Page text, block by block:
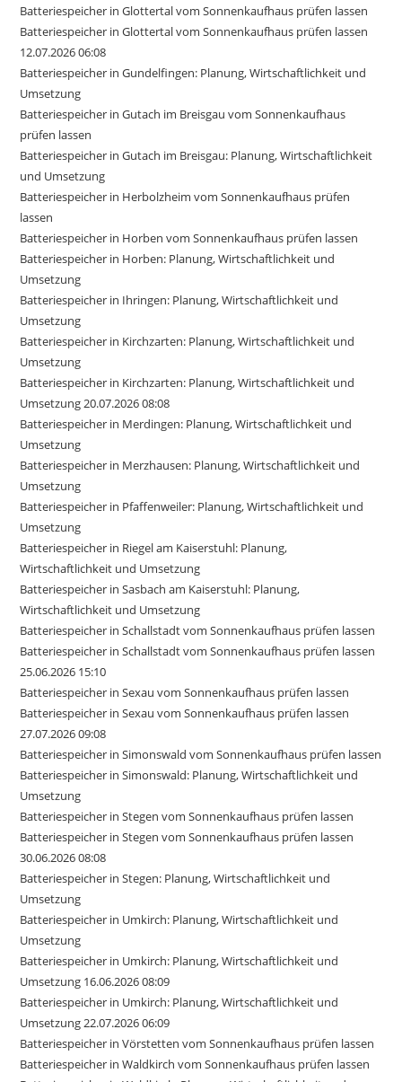
Batteriespeicher in Glottertal vom Sonnenkaufhaus prüfen lassen
Batteriespeicher in Glottertal vom Sonnenkaufhaus prüfen lassen
12.07.2026 06:08
Batteriespeicher in Gundelfingen: Planung, Wirtschaftlichkeit und
Umsetzung
Batteriespeicher in Gutach im Breisgau vom Sonnenkaufhaus
prüfen lassen
Batteriespeicher in Gutach im Breisgau: Planung, Wirtschaftlichkeit
und Umsetzung
Batteriespeicher in Herbolzheim vom Sonnenkaufhaus prüfen
lassen
Batteriespeicher in Horben vom Sonnenkaufhaus prüfen lassen
Batteriespeicher in Horben: Planung, Wirtschaftlichkeit und
Umsetzung
Batteriespeicher in Ihringen: Planung, Wirtschaftlichkeit und
Umsetzung
Batteriespeicher in Kirchzarten: Planung, Wirtschaftlichkeit und
Umsetzung
Batteriespeicher in Kirchzarten: Planung, Wirtschaftlichkeit und
Umsetzung 20.07.2026 08:08
Batteriespeicher in Merdingen: Planung, Wirtschaftlichkeit und
Umsetzung
Batteriespeicher in Merzhausen: Planung, Wirtschaftlichkeit und
Umsetzung
Batteriespeicher in Pfaffenweiler: Planung, Wirtschaftlichkeit und
Umsetzung
Batteriespeicher in Riegel am Kaiserstuhl: Planung,
Wirtschaftlichkeit und Umsetzung
Batteriespeicher in Sasbach am Kaiserstuhl: Planung,
Wirtschaftlichkeit und Umsetzung
Batteriespeicher in Schallstadt vom Sonnenkaufhaus prüfen lassen
Batteriespeicher in Schallstadt vom Sonnenkaufhaus prüfen lassen
25.06.2026 15:10
Batteriespeicher in Sexau vom Sonnenkaufhaus prüfen lassen
Batteriespeicher in Sexau vom Sonnenkaufhaus prüfen lassen
27.07.2026 09:08
Batteriespeicher in Simonswald vom Sonnenkaufhaus prüfen lassen
Batteriespeicher in Simonswald: Planung, Wirtschaftlichkeit und
Umsetzung
Batteriespeicher in Stegen vom Sonnenkaufhaus prüfen lassen
Batteriespeicher in Stegen vom Sonnenkaufhaus prüfen lassen
30.06.2026 08:08
Batteriespeicher in Stegen: Planung, Wirtschaftlichkeit und
Umsetzung
Batteriespeicher in Umkirch: Planung, Wirtschaftlichkeit und
Umsetzung
Batteriespeicher in Umkirch: Planung, Wirtschaftlichkeit und
Umsetzung 16.06.2026 08:09
Batteriespeicher in Umkirch: Planung, Wirtschaftlichkeit und
Umsetzung 22.07.2026 06:09
Batteriespeicher in Vörstetten vom Sonnenkaufhaus prüfen lassen
Batteriespeicher in Waldkirch vom Sonnenkaufhaus prüfen lassen